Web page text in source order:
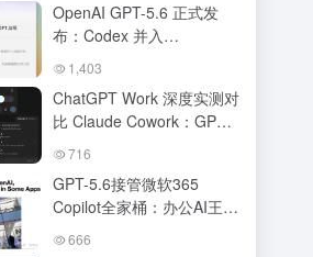
OpenAI GPT-5.6 正式发
布：Codex 并入
ChatGPT，新版桌面端打
造「AI工作台」全解析
1,403
ChatGPT Work 深度实测对
比 Claude Cowork：GPT-
5.6 驱动下 OpenAI 真追上
极对决
716
GPT-5.6接管微软365
Copilot全家桶：办公AI王座
易主，DeepSWE跑分碾压
666